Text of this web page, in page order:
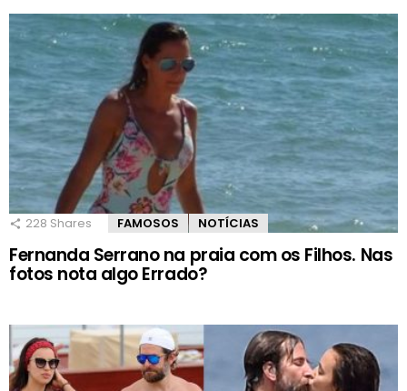
228 Shares FAMOSOS NOTÍCIAS
Fernanda Serrano na praia com os Filhos. Nas
fotos nota algo Errado?